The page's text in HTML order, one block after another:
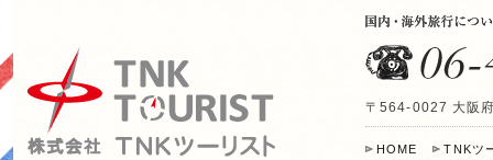
〒564-0027 大阪
HOME
TNKツ